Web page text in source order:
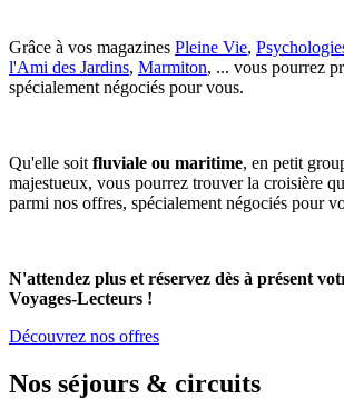
Grâce à vos magazines Pleine Vie,
l'Ami des Jardins, Marmiton, ... vous pourrez
spécialement négociés pour vous.
Qu'elle soit fluviale ou maritime, en petit
majestueux, vous pourrez trouver la croisière
parmi nos offres, spécialement négociés pour
N'attendez plus et réservez dès à présent
Voyages-Lecteurs !
Découvrez nos offres
Nos séjours & circuits